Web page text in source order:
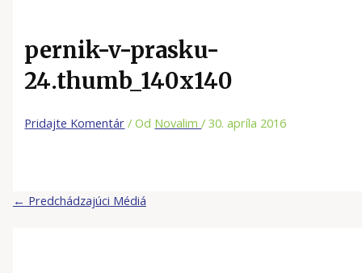
pernik-v-prasku-
24.thumb_140x140
Pridajte Komentár / Od Novalim/30. apríla 2016
← Predchádzajúci Médiá